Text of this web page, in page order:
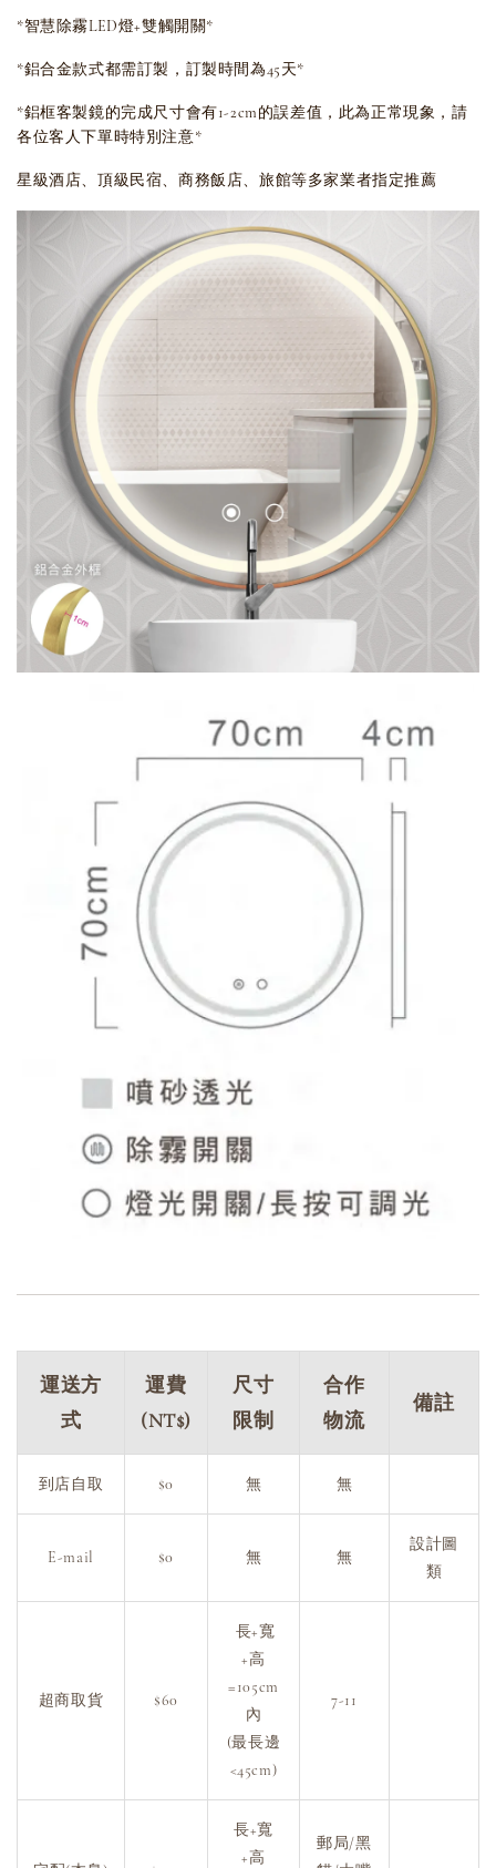
*智慧除霧LED燈+雙觸開關*
*鋁合金款式都需訂製，訂製時間為45天*
*鋁框客製鏡的完成尺寸會有1-2cm的誤差值，此為正常現象，請
各位客人下單時特別注意*
星級酒店、頂級民宿、商務飯店、旅館等多家業者指定推薦
運送方
式
運費
(NT$)
尺寸
限制
合作
物流
備註
到店自取 $0 無 無
E-mail $0 無 無
設計圖
類
超商取貨 $60
長+寬
+高
=105cm
內
(最長邊
<45cm)
7-11
長+寬
+高
郵局/黑